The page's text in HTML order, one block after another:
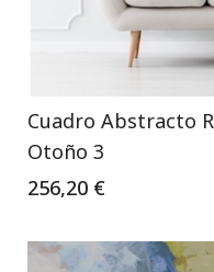
Cuadro Abstracto
Otoño 3
256,20 €